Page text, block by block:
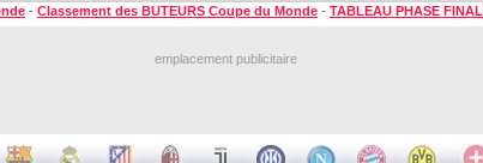
- Classement des BUTEURS Coupe du Monde - TABLEAU PHASE
emplacement publicitaire